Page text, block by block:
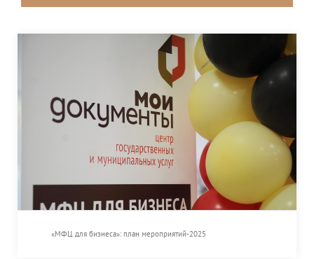
«МФЦ для бизнеса»: план мероприятий-2025